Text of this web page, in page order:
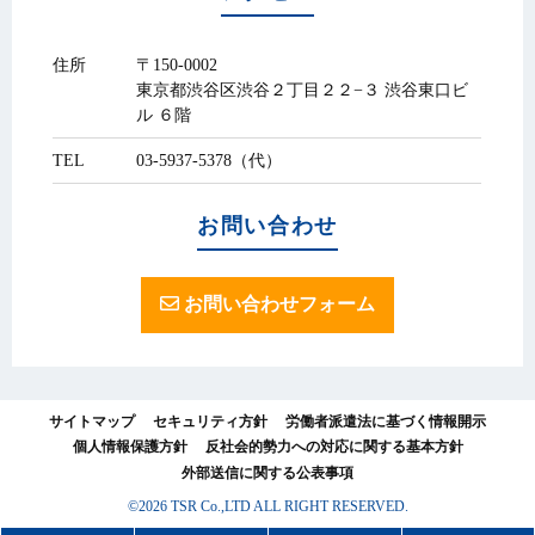
住所
〒150-0002
東京都渋谷区渋谷２丁目２２−３ 渋谷東口ビ
ル ６階
TEL 03-5937-5378（代）
お問い合わせ
お問い合わせフォーム
サイトマップ セキュリティ方針
労働者派遣法に基づく情報開示
個人情報保護方針
反社会的勢力への対応に関する基本方針
外部送信に関する公表事項
©2026 TSR Co.,LTD ALL RIGHT RESERVED.